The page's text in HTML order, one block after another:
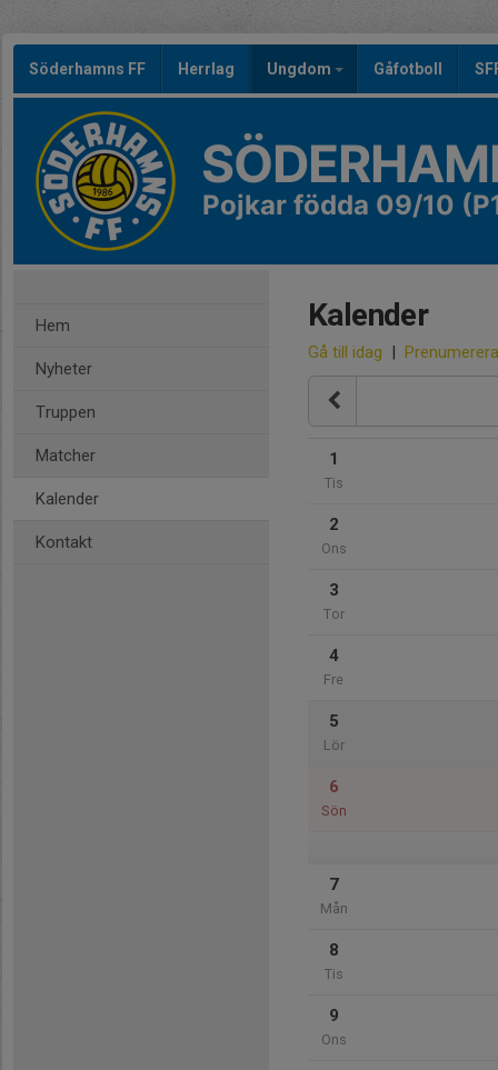
Söderhamns FF Herrlag Ungdom Gåfotboll
Pojkar födda 09/10
Hem
Nyheter
Truppen
Matcher
Kalender
Kontakt
Kalender
Gå till idag | Prenumerera
1
Tis
2
Ons
3
Tor
4
Fre
5
Lör
6
Sön
7
Mån
8
Tis
9
Ons